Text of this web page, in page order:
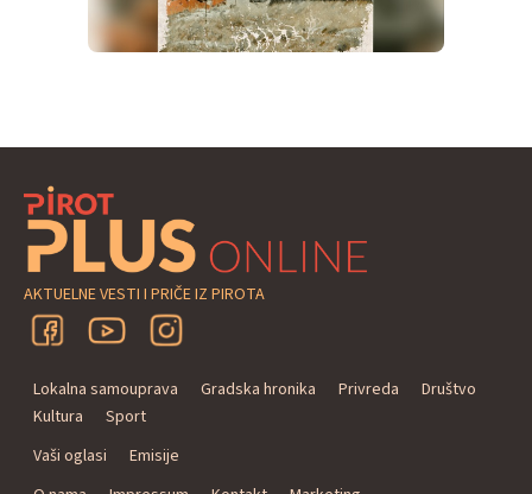
AKTUELNE VESTI I PRIČE IZ PIROTA
Lokalna samouprava Gradska hronika Privreda
Društvo
Kultura
Sport
Vaši oglasi
Emisije